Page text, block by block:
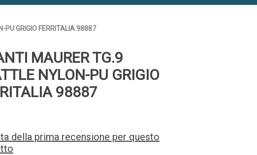
PU GRIGIO FERRITALIA 98887
MAURER TG.9
NYLON-PU GRIGIO
98887
della prima recensione per questo